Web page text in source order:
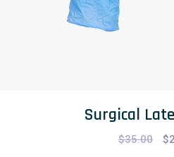
Surgical
$35.00 $